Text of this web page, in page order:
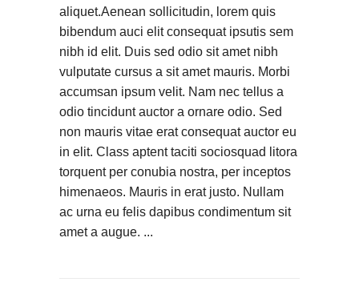
aliquet.Aenean sollicitudin, lorem quis
bibendum auci elit consequat ipsutis sem
nibh id elit. Duis sed odio sit amet nibh
vulputate cursus a sit amet mauris. Morbi
accumsan ipsum velit. Nam nec tellus a
odio tincidunt auctor a ornare odio. Sed
non mauris vitae erat consequat auctor eu
in elit. Class aptent taciti sociosquad litora
torquent per conubia nostra, per inceptos
himenaeos. Mauris in erat justo. Nullam
ac urna eu felis dapibus condimentum sit
amet a augue.